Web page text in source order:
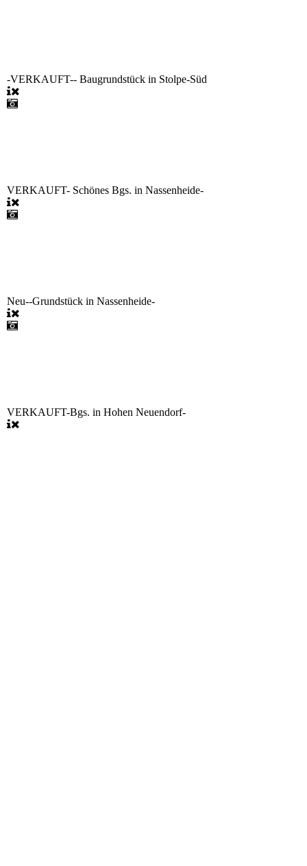
-VERKAUFT-- Baugrundstück in Stolpe-Süd
VERKAUFT- Schönes Bgs. in Nassenheide-
Neu--Grundstück in Nassenheide-
VERKAUFT-Bgs. in Hohen Neuendorf-